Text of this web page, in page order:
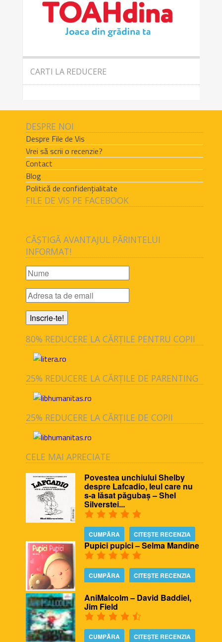
CARTI LA REDUCERE
DESPRE NOI
Despre File de Vis
Vrei să scrii o recenzie?
Contact
Blog
Politică de confidențialitate
FILE DE VIS PE FACEBOOK
CĂȘTIGĂ AVANTAJUL PĂRINTELUI
INFORMAT!
80% REDUCERE LA CĂRȚILE PENTRU COPII
25% REDUCERE LA CĂRȚILE DE PARENTING
25% REDUCERE LA CĂRȚILE DE COPII
CELE MAI APRECIATE
Povestea unchiului Shelby
despre Lafcadio, leul care nu
s-a lăsat păgubaș – Shel
Silverstei...
CUMPĂRA CITEȘTE RECENZIA
Pupici pupici – Selma Mandine
CUMPĂRA CITEȘTE RECENZIA
AniMalcolm – David Baddiel,
Jim Field
CUMPĂRA CITEȘTE RECENZIA